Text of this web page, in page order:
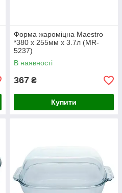
Форма жароміцна Maestro
*380 x 255мм x 3.7л (MR-
5237)
В наявності
367 ₴
Купити